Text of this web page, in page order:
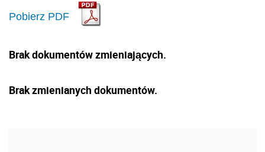
Pobierz PDF
Brak dokumentów zmieniających.
Brak zmienianych dokumentów.